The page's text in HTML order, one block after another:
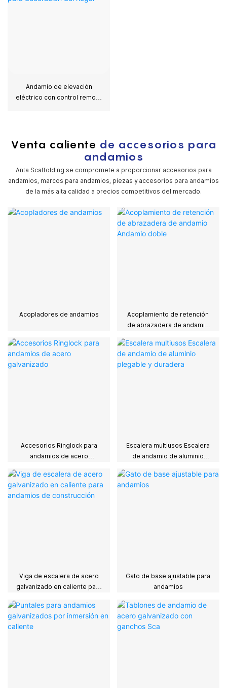
Andamio de elevación
eléctrico con control remoto
Venta caliente de accesorios para
andamios
Anta Scaffolding se compromete a proporcionar accesorios para
andamios, marcos para andamios, piezas y accesorios para andamios
de la más alta calidad a precios competitivos del mercado.
Acopladores de andamios
Acoplamiento de retención
de abrazadera de andamio
Accesorios Ringlock para
andamios de acero
Escalera multiusos Escalera
de andamio de aluminio
Viga de escalera de acero
galvanizado en caliente para
Gato de base ajustable para
andamios